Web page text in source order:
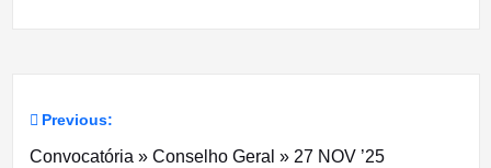
Navegação
Previous:
Convocatória » Conselho Geral » 27 NOV ’25